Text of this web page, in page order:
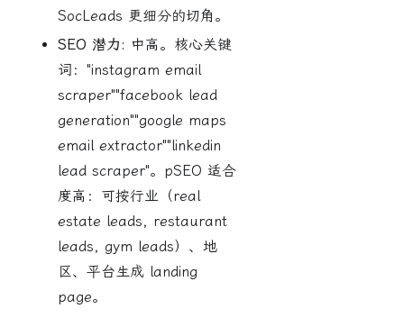
SocLeads 更细分的切角。
SEO 潜力: 中高。核心关键
词："instagram email
scraper""facebook lead
generation""google maps
email extractor""linkedin
lead scraper"。pSEO 适合
度高：可按行业（real
estate leads, restaurant
leads, gym leads）、地
区、平台生成 landing
page。